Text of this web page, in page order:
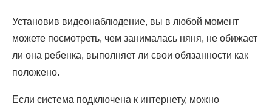
Установив видеонаблюдение, вы в любой момент
можете посмотреть, чем занималась няня, не обижает
ли она ребенка, выполняет ли свои обязанности как
положено.
Если система подключена к интернету, можно